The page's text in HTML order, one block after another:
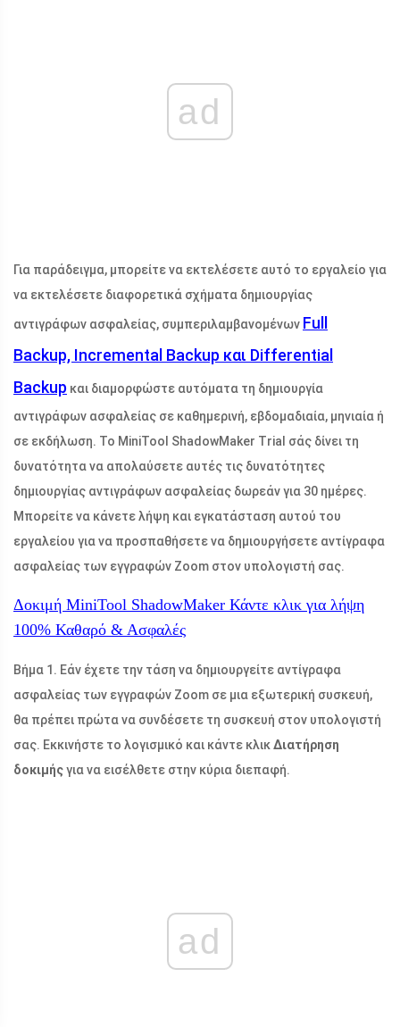
ad
Για παράδειγμα, μπορείτε να εκτελέσετε αυτό το εργαλείο για
να εκτελέσετε διαφορετικά σχήματα δημιουργίας
αντιγράφων ασφαλείας, συμπεριλαμβανομένων Full
Backup, Incremental Backup και Differential
Backup και διαμορφώστε αυτόματα τη δημιουργία
αντιγράφων ασφαλείας σε καθημερινή, εβδομαδιαία, μηνιαία ή
σε εκδήλωση. Το MiniTool ShadowMaker Trial σάς δίνει τη
δυνατότητα να απολαύσετε αυτές τις δυνατότητες
δημιουργίας αντιγράφων ασφαλείας δωρεάν για 30 ημέρες.
Μπορείτε να κάνετε λήψη και εγκατάσταση αυτού του
εργαλείου για να προσπαθήσετε να δημιουργήσετε αντίγραφα
ασφαλείας των εγγραφών Zoom στον υπολογιστή σας.
Δοκιμή MiniTool ShadowMaker Κάντε κλικ για λήψη
100% Καθαρό & Ασφαλές
Βήμα 1. Εάν έχετε την τάση να δημιουργείτε αντίγραφα
ασφαλείας των εγγραφών Zoom σε μια εξωτερική συσκευή,
θα πρέπει πρώτα να συνδέσετε τη συσκευή στον υπολογιστή
σας. Εκκινήστε το λογισμικό και κάντε κλικΔιατήρηση
δοκιμήςγια να εισέλθετε στην κύρια διεπαφή.
ad